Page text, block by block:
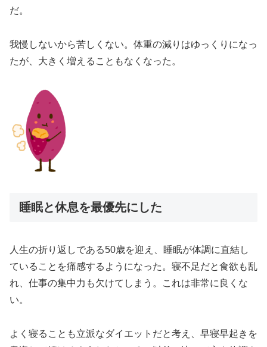
だ。
我慢しないから苦しくない。体重の減りはゆっくりになっ
たが、大きく増えることもなくなった。
睡眠と休息を最優先にした
人生の折り返しである50歳を迎え、睡眠が体調に直結し
ていることを痛感するようになった。寝不足だと食欲も乱
れ、仕事の集中力も欠けてしまう。これは非常に良くな
い。
よく寝ることも立派なダイエットだと考え、早寝早起きを